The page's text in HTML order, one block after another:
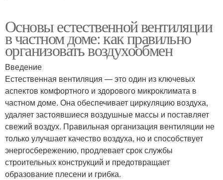
Основы естественной вентиляции
в частном доме: как правильно
организовать воздухообмен
Введение
Естественная вентиляция — это один из ключевых
аспектов комфортного и здорового микроклимата в
частном доме. Она обеспечивает циркуляцию воздуха,
удаляет застоявшиеся воздушные массы и поставляет
свежий воздух. Правильная организация вентиляции не
только улучшает качество воздуха, но и способствует
энергосбережению, продлевает срок службы
строительных конструкций и предотвращает
образование плесени и грибка.